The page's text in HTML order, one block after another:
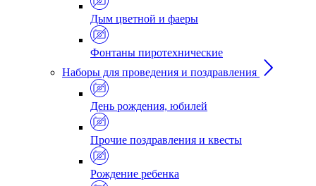
Дым цветной и фаеры
Фонтаны пиротехнические
Наборы для проведения и поздравления
День рождения, юбилей
Прочие поздравления и квесты
Рождение ребенка